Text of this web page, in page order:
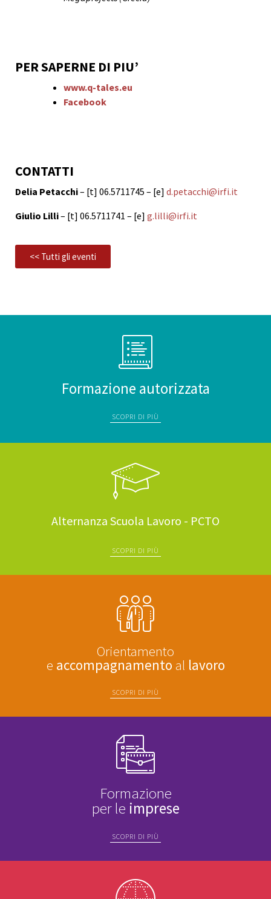
PER SAPERNE DI PIU’
www.q-tales.eu
Facebook
CONTATTI
Delia Petacchi– [t] 06.5711745 – [e] d.petacchi@irfi.it
Giulio Lilli– [t] 06.5711741 – [e] g.lilli@irfi.it
<< Tutti gli eventi
Formazione autorizzata
SCOPRI DI PIÙ
Alternanza Scuola Lavoro - PCTO
SCOPRI DI PIÙ
Orientamento
e accompagnamento al lavoro
SCOPRI DI PIÙ
Formazione
per le imprese
SCOPRI DI PIÙ